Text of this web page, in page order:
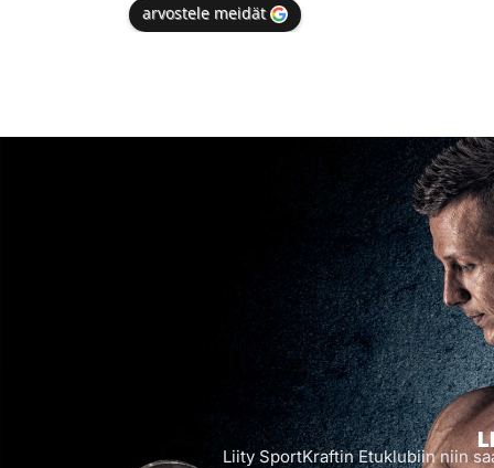
arvostele meidät
Liity SportKraftin Etuklubiin niin